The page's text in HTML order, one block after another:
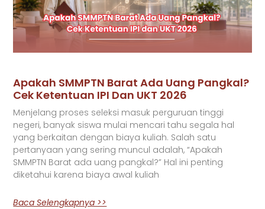
Apakah SMMPTN Barat Ada Uang Pangkal?
Cek Ketentuan IPI Dan UKT 2026
Menjelang proses seleksi masuk perguruan tinggi
negeri, banyak siswa mulai mencari tahu segala hal
yang berkaitan dengan biaya kuliah. Salah satu
pertanyaan yang sering muncul adalah, “Apakah
SMMPTN Barat ada uang pangkal?” Hal ini penting
diketahui karena biaya awal kuliah
Baca Selengkapnya >>